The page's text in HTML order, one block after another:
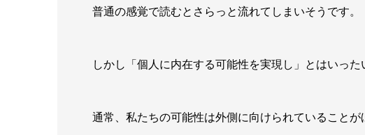
普通の感覚で読むとさらっと流れてしまいそうです。
しかし「個人に内在する可能性を実現し」とはいった
通常、私たちの可能性は外側に向けられていることが